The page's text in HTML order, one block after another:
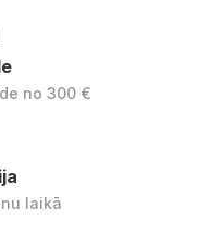
no 300 €
laikā